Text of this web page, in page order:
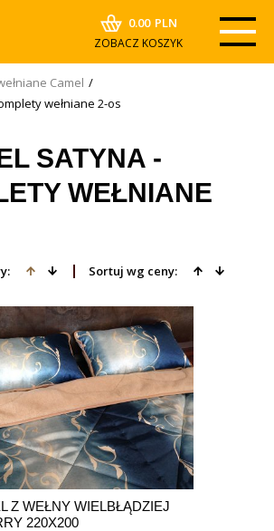
0.00 PLN
ZOBACZ KOSZYK
Camel /
wełniane 2-os
SATYNA -
WEŁNIANE
Sortuj wg ceny:
Z WEŁNY WIELBŁĄDZIEJ
220X200